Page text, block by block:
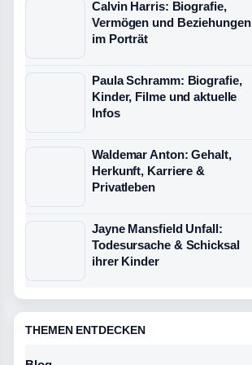
Calvin Harris: Biografie,
Vermögen und Beziehungen
im Porträt
Paula Schramm: Biografie,
Kinder, Filme und aktuelle
Infos
Waldemar Anton: Gehalt,
Herkunft, Karriere &
Privatleben
Jayne Mansfield Unfall:
Todesursache & Schicksal
ihrer Kinder
THEMEN ENTDECKEN